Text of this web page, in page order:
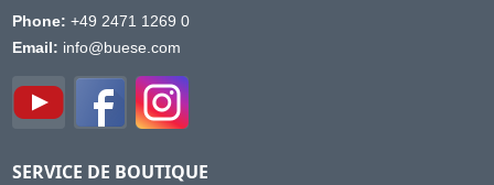
Phone: +49 2471 1269 0
Email: info@buese.com
SERVICE DE BOUTIQUE